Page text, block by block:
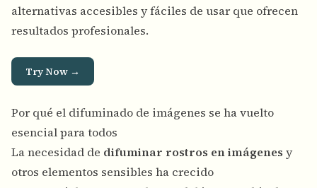
alternativas accesibles y fáciles de usar que ofrecen
resultados profesionales.
Try Now →
Por qué el difuminado de imágenes se ha vuelto
esencial para todos
La necesidad de difuminar rostros en imágenes y
otros elementos sensibles ha crecido